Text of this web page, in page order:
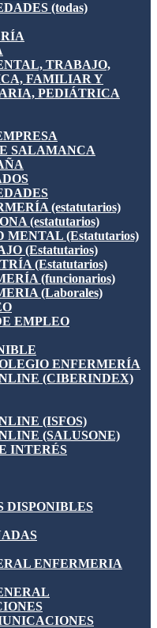
(todas)
TRABAJO,
FAMILIAR Y
PEDIÁTRICA
SALAMANCA
(estatutarios)
(estatutarios)
MENTAL (Estatutarios)
(Estatutarios)
(Estatutarios)
(funcionarios)
(Laborales)
EMPLEO
ENFERMERÍA
(CIBERINDEX)
(ISFOS)
(SALUSONE)
INTERÉS
DISPONIBLES
ENFERMERIA